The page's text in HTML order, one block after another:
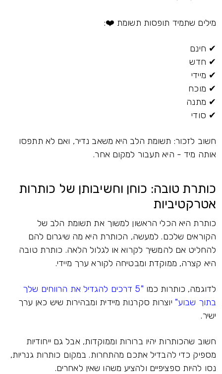
מילים שתמיד תופסות תשומת ❤️:
✔ חינם
✔ חדש
✔ מיידי
✔ מוכח
✔ מתנה
✔ סודי
חשוב לזכור: תשומת הלב היא משאב נדיר, ואם לא תתפסו
אותה מיד - היא תעבור למקום אחר.
כותרת טובה: כוחן וחשיבותן של כותרות
אטרקטיביות
כותרת היא הכלי הראשון למשוך את תשומת הלב של
הקוראים שלכם. למעשה, הכותרת היא מה שיגרום להם
להחליט אם להמשיך לקרוא או לגלול הלאה. כותרת טובה
היא קצרה, ממוקדת ומבטיחה לקורא ערך מיידי.
לדוגמה, כותרות כמו
"5 דרכים להגדיל את הרווחים שלך
בתוך שבוע" יוצרות סקרנות מיידית ומבהירות שיש כאן ערך
ישיר.
חשוב שהכותרות יהיו ברורות וממוקדות, אבל גם ייחודיות
מספיק כדי להבדיל אתכם מהתחרות. במקום כותרות גנריות,
נסו להיות ספציפיים ולהציע משהו שאין לאחרים.